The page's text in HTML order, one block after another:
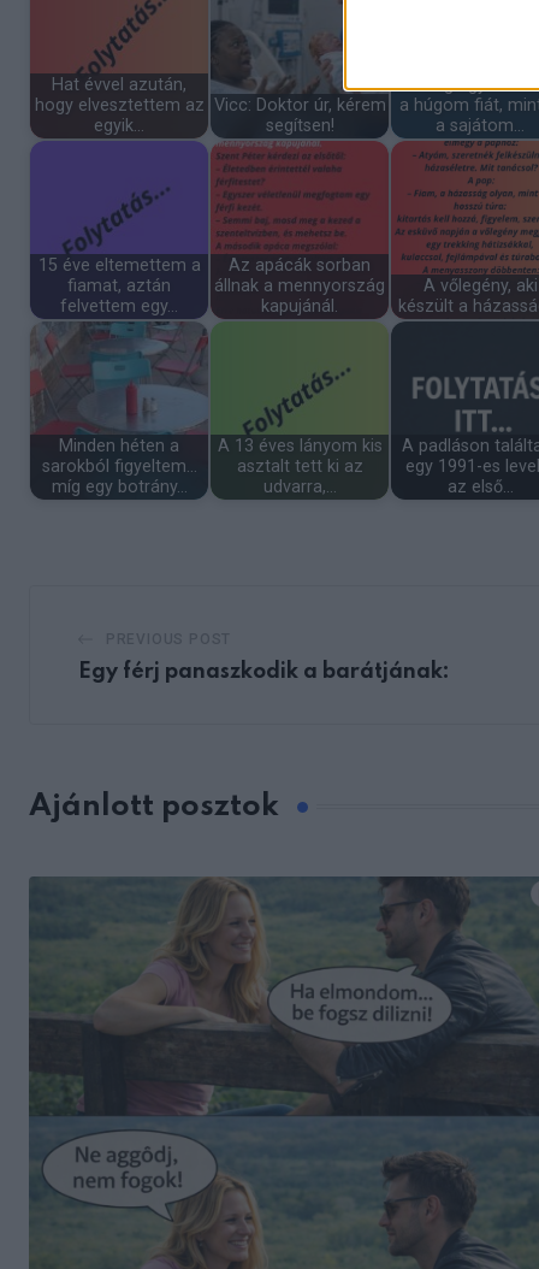
Hat évvel azután,
hogy elvesztettem az
egyik…
Vicc: Doktor úr, kérem
segítsen!
15 évig úgy
a húgom fiát,
a sajátom…
15 éve eltemettem a
fiamat, aztán
felvettem egy…
Az apácák sorban
állnak a mennyország
kapujánál.
A vőlegény, aki
készült a
Minden héten a
sarokból figyeltem…
míg egy botrány…
A 13 éves lányom kis
asztalt tett ki az
udvarra,…
A padláson
egy 1991-es
az első…
Egy férj panaszkodik a barátjának:
Ajánlott posztok